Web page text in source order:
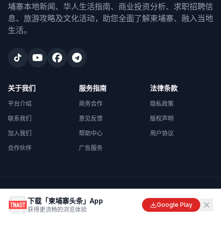
埔寨本地新闻、华人生活指南、商业投资分析、求职招聘信
息、旅游攻略及文化活动，助您全面了解柬埔寨、融入当地
生活。
关于我们
平台介绍
联系我们
加入我们
合作伙伴
服务指南
商务合作
意见反馈
帮助中心
广告服务
法律条款
隐私政策
版权声明
用户协议
Made with
in Cambodia
下载「柬埔寨头条」App
获得更流畅的浏览体验
Google Play